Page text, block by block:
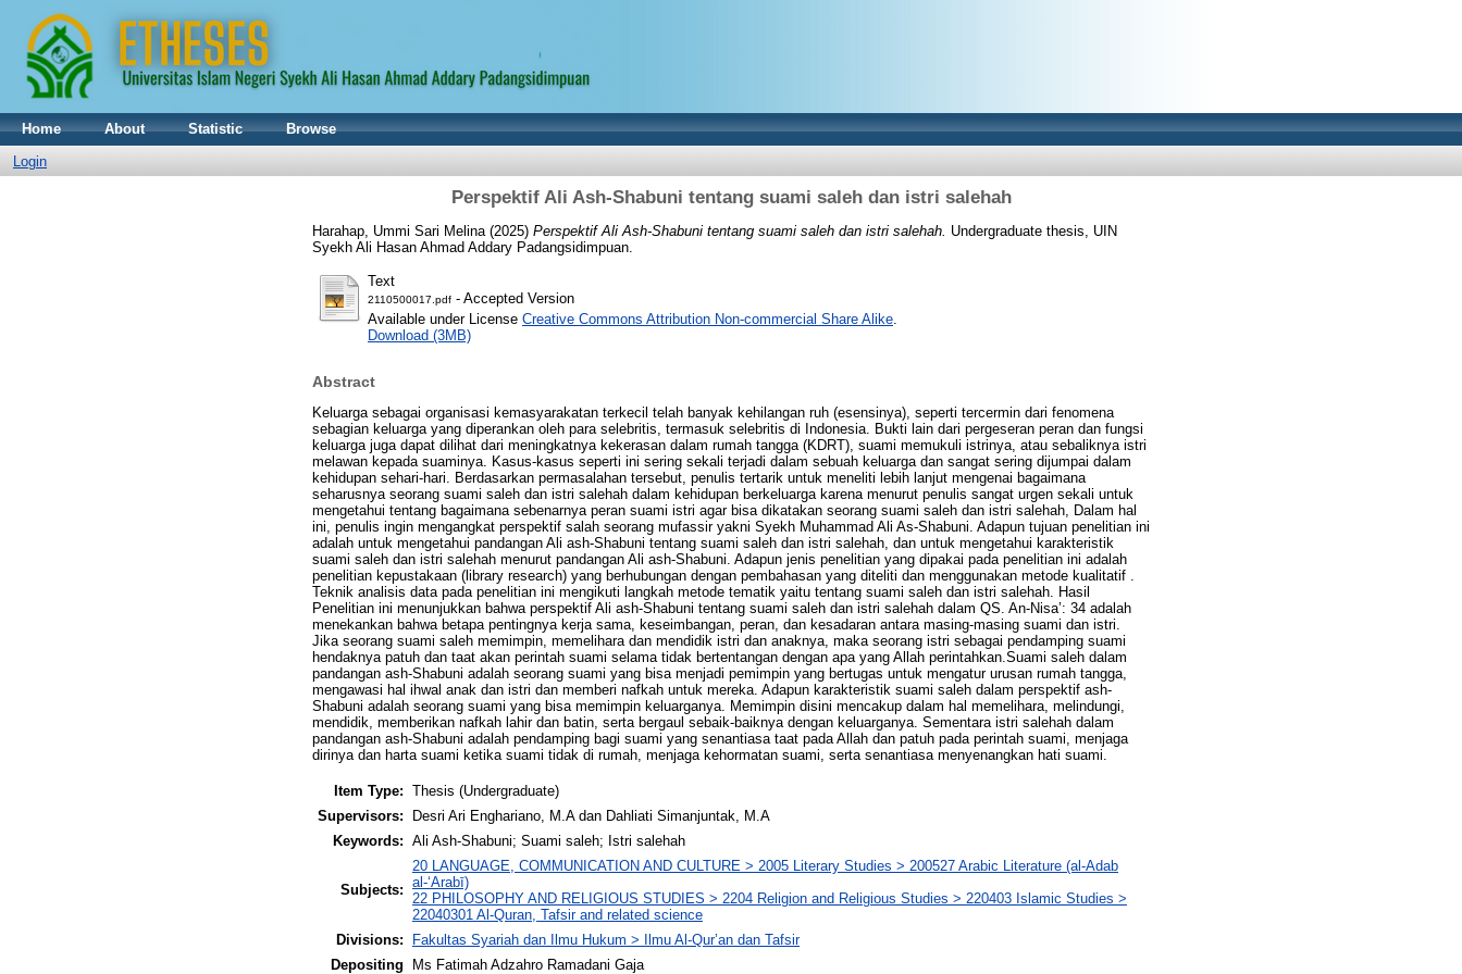
Home About Statistic
Browse
Login
Perspektif Ali Ash-Shabuni tentang suami saleh dan istri salehah
Harahap, Ummi Sari Melina (2025) Perspektif Ali Ash-Shabuni tentang suami saleh dan istri salehah. Undergraduate thesis, UIN
Syekh Ali Hasan Ahmad Addary Padangsidimpuan.
Text
2110500017.pdf - Accepted Version
Available under License Creative Commons Attribution Non-commercial Share Alike
Download (3MB)
Abstract
Keluarga sebagai organisasi kemasyarakatan terkecil telah banyak kehilangan ruh (esensinya), seperti tercermin dari fenomena
sebagian keluarga yang diperankan oleh para selebritis, termasuk selebritis di Indonesia. Bukti lain dari pergeseran peran dan fungsi
keluarga juga dapat dilihat dari meningkatnya kekerasan dalam rumah tangga (KDRT), suami memukuli istrinya, atau sebaliknya istri
melawan kepada suaminya. Kasus-kasus seperti ini sering sekali terjadi dalam sebuah keluarga dan sangat sering dijumpai dalam
kehidupan sehari-hari. Berdasarkan permasalahan tersebut, penulis tertarik untuk meneliti lebih lanjut mengenai bagaimana
seharusnya seorang suami saleh dan istri salehah dalam kehidupan berkeluarga karena menurut penulis sangat urgen sekali untuk
mengetahui tentang bagaimana sebenarnya peran suami istri agar bisa dikatakan seorang suami saleh dan istri salehah, Dalam hal
ini, penulis ingin mengangkat perspektif salah seorang mufassir yakni Syekh Muhammad Ali As-Shabuni. Adapun tujuan penelitian ini
adalah untuk mengetahui pandangan Ali ash-Shabuni tentang suami saleh dan istri salehah, dan untuk mengetahui karakteristik
suami saleh dan istri salehah menurut pandangan Ali ash-Shabuni. Adapun jenis penelitian yang dipakai pada penelitian ini adalah
penelitian kepustakaan (library research) yang berhubungan dengan pembahasan yang diteliti dan menggunakan metode kualitatif .
Teknik analisis data pada penelitian ini mengikuti langkah metode tematik yaitu tentang suami saleh dan istri salehah. Hasil
Penelitian ini menunjukkan bahwa perspektif Ali ash-Shabuni tentang suami saleh dan istri salehah dalam QS. An-Nisa’: 34 adalah
menekankan bahwa betapa pentingnya kerja sama, keseimbangan, peran, dan kesadaran antara masing-masing suami dan istri.
Jika seorang suami saleh memimpin, memelihara dan mendidik istri dan anaknya, maka seorang istri sebagai pendamping suami
hendaknya patuh dan taat akan perintah suami selama tidak bertentangan dengan apa yang Allah perintahkan.Suami saleh dalam
pandangan ash-Shabuni adalah seorang suami yang bisa menjadi pemimpin yang bertugas untuk mengatur urusan rumah tangga,
mengawasi hal ihwal anak dan istri dan memberi nafkah untuk mereka. Adapun karakteristik suami saleh dalam perspektif ash-
Shabuni adalah seorang suami yang bisa memimpin keluarganya. Memimpin disini mencakup dalam hal memelihara, melindungi,
mendidik, memberikan nafkah lahir dan batin, serta bergaul sebaik-baiknya dengan keluarganya. Sementara istri salehah dalam
pandangan ash-Shabuni adalah pendamping bagi suami yang senantiasa taat pada Allah dan patuh pada perintah suami, menjaga
dirinya dan harta suami ketika suami tidak di rumah, menjaga kehormatan suami, serta senantiasa menyenangkan hati suami.
Item Type: Thesis (Undergraduate)
Supervisors:
Desri Ari Enghariano, M.A dan Dahliati Simanjuntak, M.A
Keywords: Ali Ash-Shabuni; Suami saleh; Istri salehah
Subjects:
20 LANGUAGE, COMMUNICATION AND CULTURE > 2005 Literary Studies > 200527 Arabic Literature (al-Adab
al-‘Arabī)
22 PHILOSOPHY AND RELIGIOUS STUDIES > 2204 Religion and Religious Studies > 220403 Islamic Studies >
22040301 Al-Quran, Tafsir and related science
Divisions:
Fakultas Syariah dan Ilmu Hukum > Ilmu Al-Qur’an dan Tafsir
Depositing
Ms Fatimah Adzahro Ramadani Gaja